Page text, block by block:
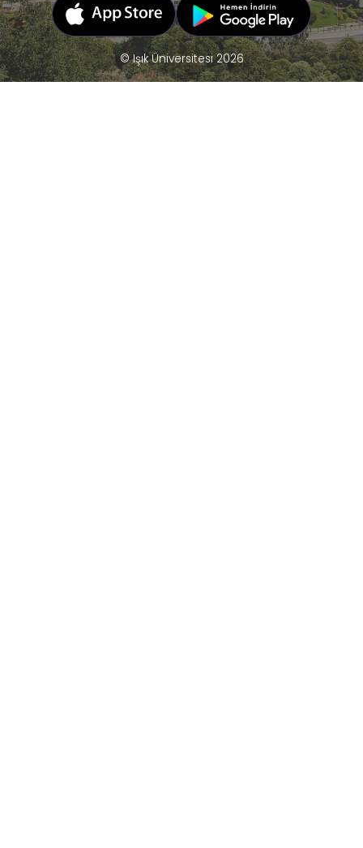
© Işık Üniversitesi 2026